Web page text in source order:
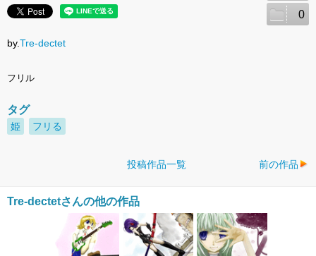
0
by.Tre-dectet
フリル
タグ
姫 フリる
投稿作品一覧 前の作品
Tre-dectetさんの他の作品